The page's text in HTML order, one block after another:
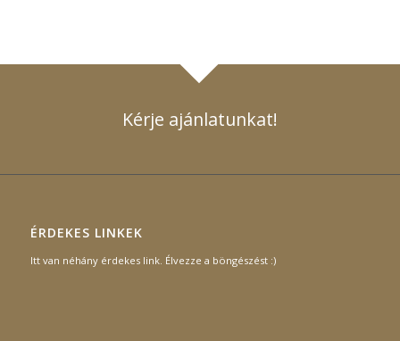
Kérje ajánlatunkat!
ÉRDEKES LINKEK
Itt van néhány érdekes link. Élvezze a böngészést :)